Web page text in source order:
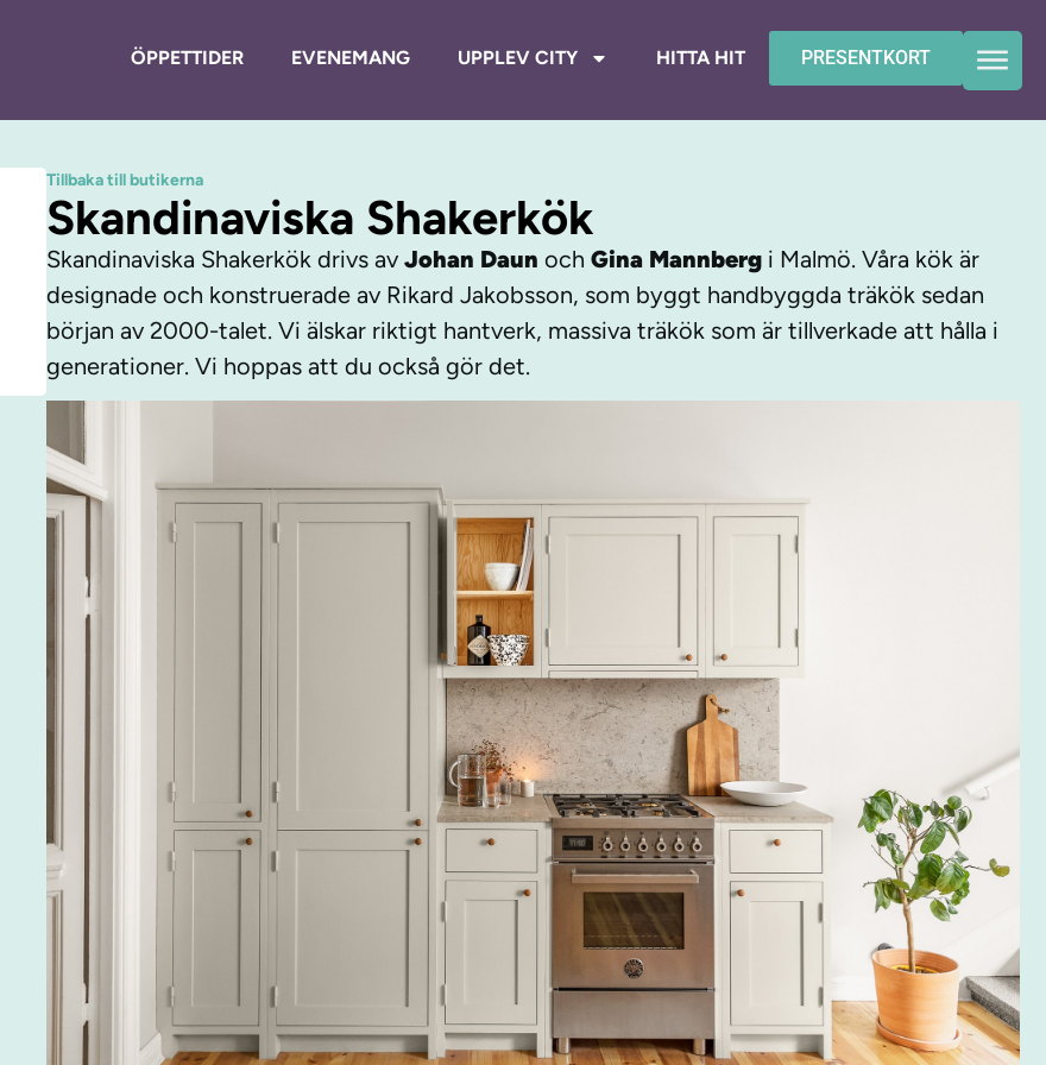
PRESENTKORT
ÖPPETTIDER EVENEMANG UPPLEV CITY HITTA HIT
Tillbaka till butikerna
Skandinaviska Shakerkök
Skandinaviska Shakerkök drivs av Johan Daun och Gina Mannberg i Malmö. Våra kök är
designade och konstruerade av Rikard Jakobsson, som byggt handbyggda träkök sedan
början av 2000-talet. Vi älskar riktigt hantverk, massiva träkök som är tillverkade att hålla i
generationer. Vi hoppas att du också gör det.